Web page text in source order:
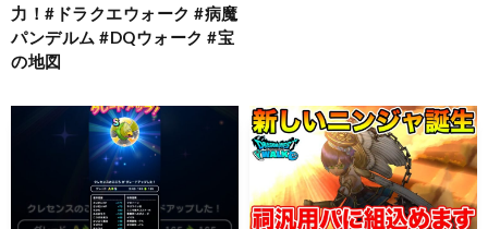
力！#ドラクエウォーク #病魔
パンデルム #DQウォーク #宝
の地図